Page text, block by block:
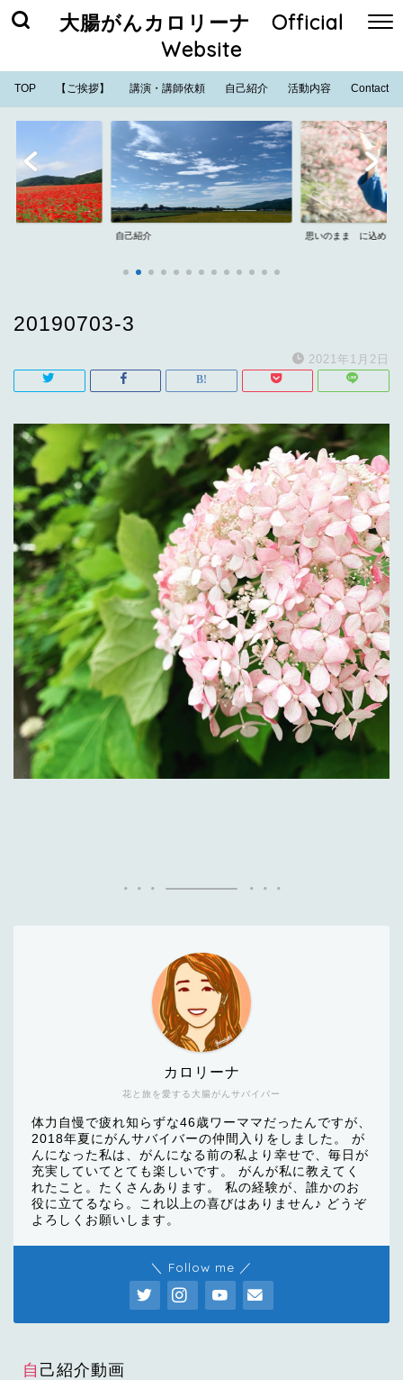
大腸がんカロリーナ Official
Website
TOP 【ご挨拶】 講演・講師依頼 自己紹介 活動内容 Contact
自己紹介 思いのまま に込めた
20190703-3
2021年1月2日
花と旅を愛する大腸がんサバイバー
カロリーナ
体力自慢で疲れ知らずな46歳ワーママだったんですが、
2018年夏にがんサバイバーの仲間入りをしました。 が
んになった私は、がんになる前の私より幸せで、毎日が
充実していてとても楽しいです。 がんが私に教えてく
れたこと。たくさんあります。 私の経験が、誰かのお
役に立てるなら。これ以上の喜びはありません♪ どうぞ
よろしくお願いします。
＼ Follow me ／
自己紹介動画